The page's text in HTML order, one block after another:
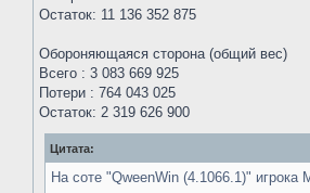
Остаток: 11 136 352 875
Обороняющаяся сторона (общий вес)
Всего : 3 083 669 925
Потери : 764 043 025
Остаток: 2 319 626 900
Цитата:
На соте "QweenWin (4.1066.1)"